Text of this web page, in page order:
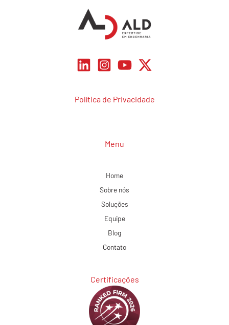
Política de Privacidade
Menu
Home
Sobre nós
Soluções
Equipe
Blog
Contato
Certificações